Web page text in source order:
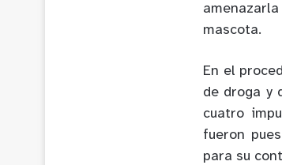
mascota.
En el
de droga y
cuatro
fueron
para su